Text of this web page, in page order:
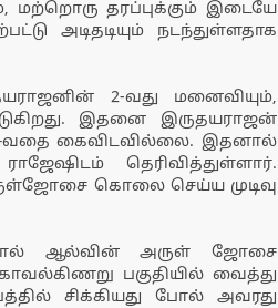
தரப்புக்கும் இடையே
அடிதடியும் நடந்துள்ளதாக
2-வது மனைவியும்,
இதனை இருதயராஜன்
கைவிடவில்லை. இதனால்
தெரிவித்துள்ளார்.
கொலை செய்ய முடிவு
ஆல்வின் அருள் ஜோசை
பகுதியில் வைத்து
சிக்கியது போல் அவரது